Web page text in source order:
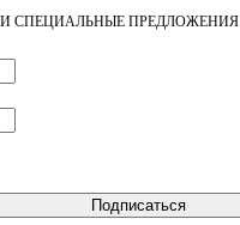
СПЕЦИАЛЬНЫЕ ПРЕДЛОЖЕНИЯ
Подписаться